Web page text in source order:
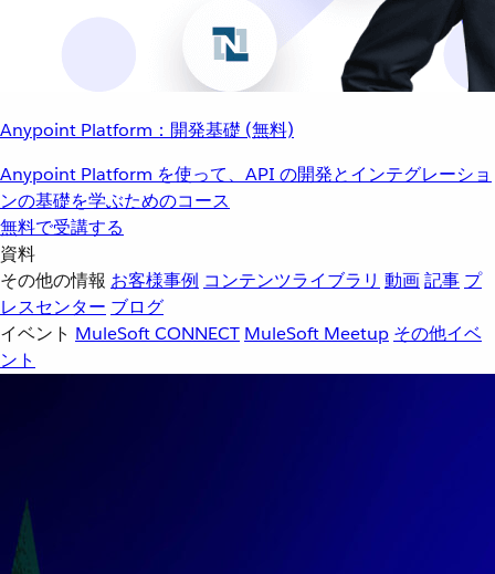
Anypoint Platform：開発基礎 (無料)
Anypoint Platform を使って、API の開発とインテグレーショ
ンの基礎を学ぶためのコース
無料で受講する
資料
その他の情報 お客様事例 コンテンツライブラリ 動画記事 プ
レスセンター ブログ
イベント MuleSoft CONNECT MuleSoft Meetup その他イベ
ント